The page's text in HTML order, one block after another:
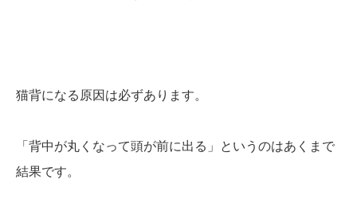
猫背になる原因は必ずあります。
「背中が丸くなって頭が前に出る」というのはあくまで
結果です。